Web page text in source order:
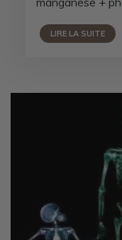
LIRE LA SUITE